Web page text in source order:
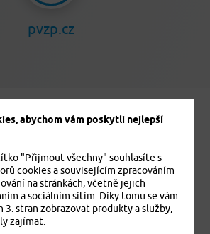
pvzp.cz
vás. To je jisté
abychom vám poskytli nejlepší
"Přijmout všechny" souhlasíte s
cookies a souvisejícím zpracováním
na stránkách, včetně jejich
a sociálním sítím. Díky tomu se vám
3. stran zobrazovat produkty a služby,
zajímat.